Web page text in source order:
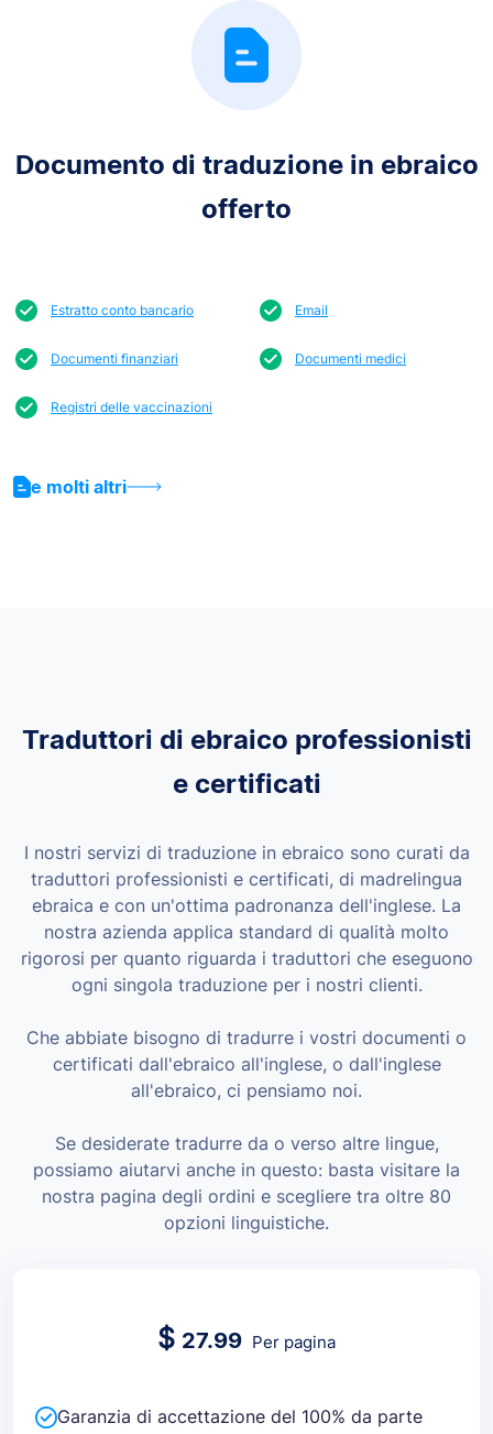
Documento di traduzione in ebraico
offerto
Estratto conto bancario Email
Documenti finanziari Documenti medici
Registri delle vaccinazioni
e molti altri
Traduttori di ebraico professionisti
e certificati
I nostri servizi di traduzione in ebraico sono curati da
traduttori professionisti e certificati, di madrelingua
ebraica e con un'ottima padronanza dell'inglese. La
nostra azienda applica standard di qualità molto
rigorosi per quanto riguarda i traduttori che eseguono
ogni singola traduzione per i nostri clienti.
Che abbiate bisogno di tradurre i vostri documenti o
certificati dall'ebraico all'inglese, o dall'inglese
all'ebraico, ci pensiamo noi.
Se desiderate tradurre da o verso altre lingue,
possiamo aiutarvi anche in questo: basta visitare la
nostra pagina degli ordini e scegliere tra oltre 80
opzioni linguistiche.
$ 27.99 Per pagina
Garanzia di accettazione del 100% da parte